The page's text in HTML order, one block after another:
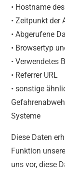
• Hostname
• Zeitpunkt der
• Abgerufene
• Browsertyp
• Verwendetes
• Referrer URL
• sonstige
Systeme
Diese Daten
Funktion
uns vor, diese